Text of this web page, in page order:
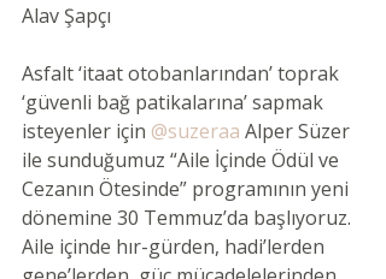
Alav Şapçı
Asfalt ‘itaat otobanlarından’ toprak
‘güvenli bağ patikalarına’ sapmak
isteyenler için @suzeraa Alper Süzer
ile sunduğumuz “Aile İçinde Ödül ve
Cezanın Ötesinde” programının yeni
dönemine 30 Temmuz’da başlıyoruz.
Aile içinde hır-gürden, hadi’lerden